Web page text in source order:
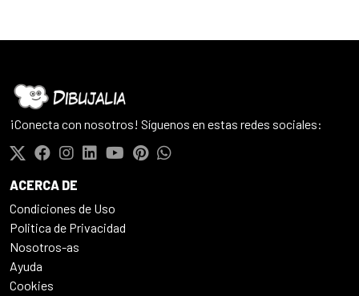
¡Conecta con nosotros! Síguenos en estas redes sociales:
ACERCA DE
Condiciones de Uso
Politica de Privacidad
Nosotros-as
Ayuda
Cookies